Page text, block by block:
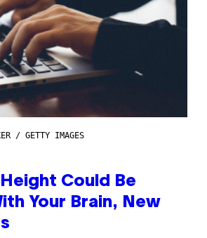
/ GETTY IMAGES
Could Be
Your Brain, New